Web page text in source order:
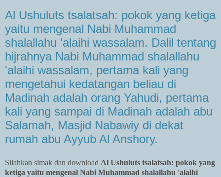
Al Ushuluts tsalatsah: pokok yang ketiga
yaitu mengenal Nabi Muhammad
shalallahu 'alaihi wassalam. Dalil tentang
hijrahnya Nabi Muhammad shalallahu
'alaihi wassalam, pertama kali yang
mengetahui kedatangan beliau di
Madinah adalah orang Yahudi, pertama
kali yang sampai di Madinah adalah abu
Salamah, Masjid Nabawiy di dekat
rumah abu Ayyub Al Anshory.
Silahkan simak dan download Al Ushuluts tsalatsah: pokok yang
ketiga yaitu mengenal Nabi Muhammad shalallahu 'alaihi